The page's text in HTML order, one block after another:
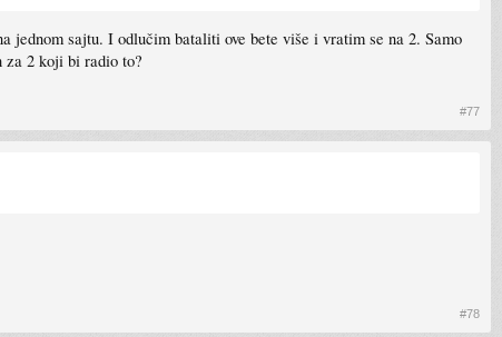
jednom sajtu. I odlučim bataliti ove bete više i vratim se na 2. Samo
za 2 koji bi radio to?
#77
#78